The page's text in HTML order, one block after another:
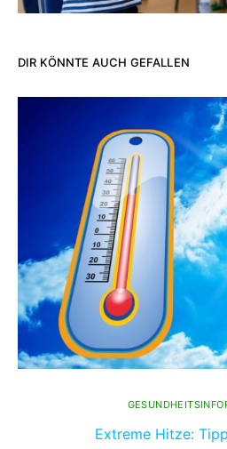
DIR KÖNNTE AUCH GEFALLEN
Extreme Hitze: